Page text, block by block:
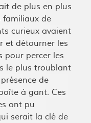
de plus en plus
familiaux de
curieux avaient
et détourner les
pour percer les
le plus troublant
de
à gant. Ces
ont pu
serait la clé de